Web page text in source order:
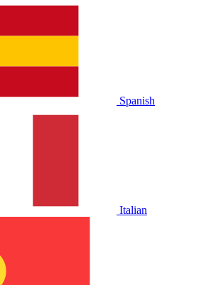
Spanish
Italian